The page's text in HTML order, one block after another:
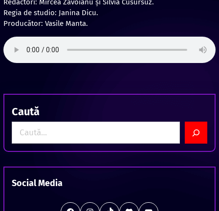
Redactori: Mircea Zăvoianu şi Silvia Cusursuz.
Regia de studio: Janina Dicu.
Producător: Vasile Manta.
Caută
a
h
Social Media